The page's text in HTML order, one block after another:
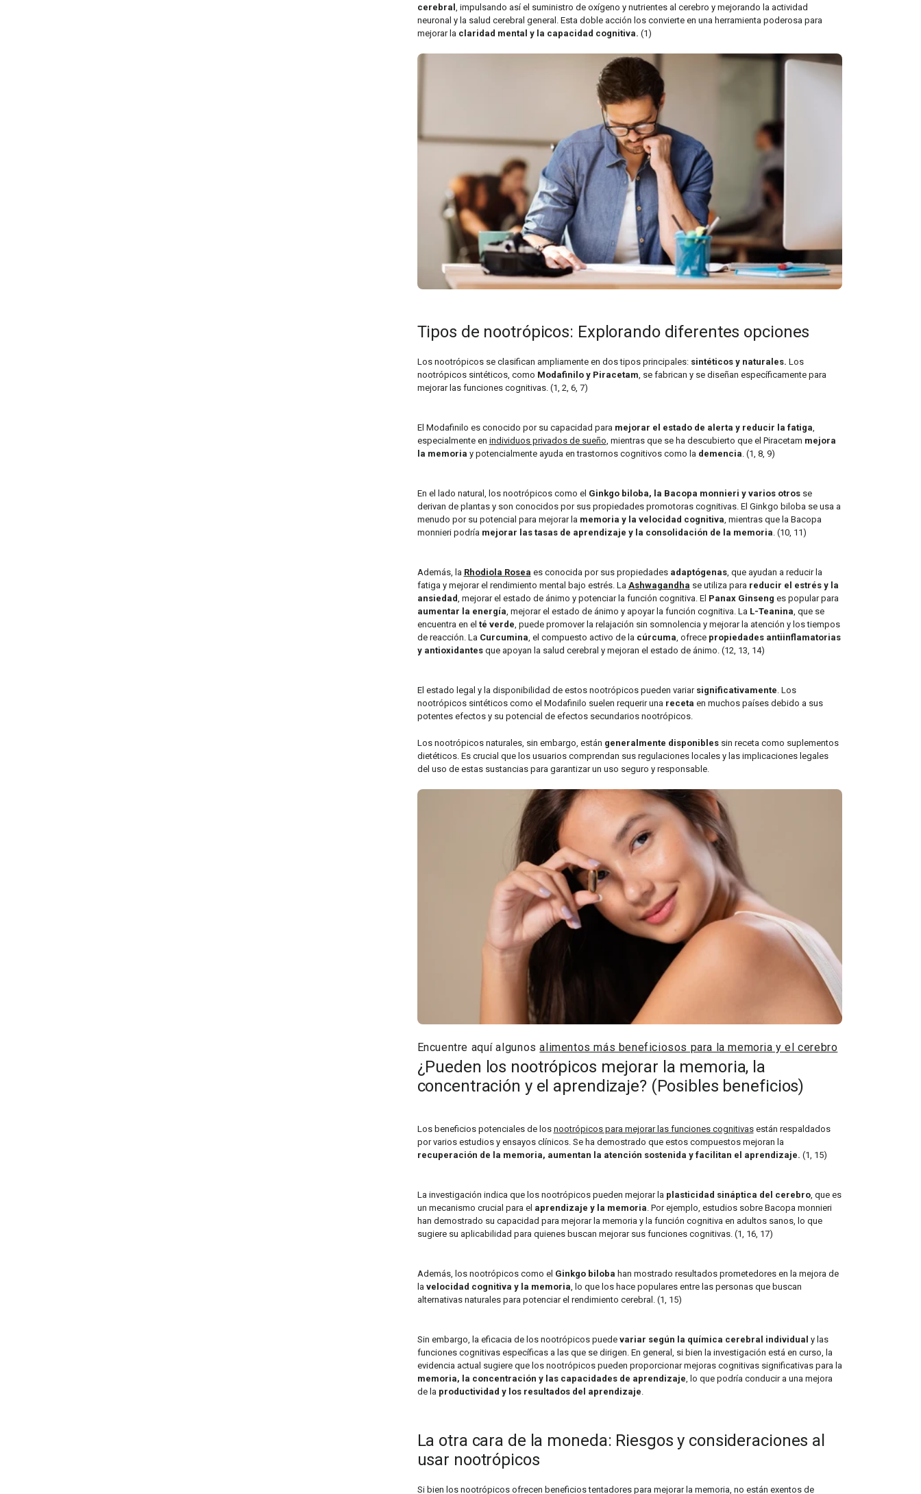
cerebral , impulsando así el suministro de oxígeno y nutrientes al cerebro y mejorando la actividad
neuronal y la salud cerebral general. Esta doble acción los convierte en una herramienta poderosa para
mejorar la claridad mental y la capacidad cognitiva. (1)
Tipos de nootrópicos: Explorando diferentes opciones
Los nootrópicos se clasifican ampliamente en dos tipos principales: sintéticos y naturales. Los
nootrópicos sintéticos, como Modafinilo y Piracetam , se fabrican y se diseñan específicamente para
mejorar las funciones cognitivas. (1, 2, 6, 7)
El Modafinilo es conocido por su capacidad para mejorar el estado de alerta y reducir la fatiga
especialmente en individuos privados de sueño , mientras que se ha descubierto que el Piracetam mejora
la memoria y potencialmente ayuda en trastornos cognitivos como la demencia . (1, 8, 9)
En el lado natural, los nootrópicos como el Ginkgo biloba, la Bacopa monnieri y varios otrosse
derivan de plantas y son conocidos por sus propiedades promotoras cognitivas. El Ginkgo biloba se usa a
menudo por su potencial para mejorar la memoria y la velocidad cognitiva , mientras que la Bacopa
monnieri podría mejorar las tasas de aprendizaje y la consolidación de la memoria . (10, 11)
Además, la Rhodiola Rosea es conocida por sus propiedades adaptógenas, que ayudan a reducir la
fatiga y mejorar el rendimiento mental bajo estrés. La Ashwagandha se utiliza para reducir el estrés y la
ansiedad , mejorar el estado de ánimo y potenciar la función cognitiva. El Panax Ginseng es popular para
aumentar la energía , mejorar el estado de ánimo y apoyar la función cognitiva. La L-Teanina , que se
encuentra en el té verde , puede promover la relajación sin somnolencia y mejorar la atención y los tiempos
de reacción. La Curcumina , el compuesto activo de la cúrcuma , ofrece propiedades antiinflamatorias
y antioxidantesque apoyan la salud cerebral y mejoran el estado de ánimo. (12, 13, 14)
El estado legal y la disponibilidad de estos nootrópicos pueden variar significativamente . Los
nootrópicos sintéticos como el Modafinilo suelen requerir una receta en muchos países debido a sus
potentes efectos y su potencial de efectos secundarios nootrópicos.
Los nootrópicos naturales, sin embargo, están generalmente disponiblessin receta como suplementos
dietéticos. Es crucial que los usuarios comprendan sus regulaciones locales y las implicaciones legales
del uso de estas sustancias para garantizar un uso seguro y responsable.
Encuentre aquí algunosalimentos más beneficiosos para la memoria y el cerebro
¿Pueden los nootrópicos mejorar la memoria, la
concentración y el aprendizaje? (Posibles beneficios)
Los beneficios potenciales de los nootrópicos para mejorar las funciones cognitivasestán respaldados
por varios estudios y ensayos clínicos. Se ha demostrado que estos compuestos mejoran la
recuperación de la memoria, aumentan la atención sostenida y facilitan el aprendizaje. (1, 15)
La investigación indica que los nootrópicos pueden mejorar la plasticidad sináptica del cerebro, que es
un mecanismo crucial para el aprendizaje y la memoria. Por ejemplo, estudios sobre Bacopa monnieri
han demostrado su capacidad para mejorar la memoria y la función cognitiva en adultos sanos, lo que
sugiere su aplicabilidad para quienes buscan mejorar sus funciones cognitivas. (1, 16, 17)
Además, los nootrópicos como el Ginkgo biloba han mostrado resultados prometedores en la mejora de
la velocidad cognitiva y la memoria, lo que los hace populares entre las personas que buscan
alternativas naturales para potenciar el rendimiento cerebral. (1, 15)
Sin embargo, la eficacia de los nootrópicos puede variar según la química cerebral individual y las
funciones cognitivas específicas a las que se dirigen. En general, si bien la investigación está en curso, la
evidencia actual sugiere que los nootrópicos pueden proporcionar mejoras cognitivas significativas para la
memoria, la concentración y las capacidades de aprendizaje, lo que podría conducir a una mejora
de la productividad y los resultados del aprendizaje.
La otra cara de la moneda: Riesgos y consideraciones al
usar nootrópicos
Si bien los nootrópicos ofrecen beneficios tentadores para mejorar la memoria, no están exentos de